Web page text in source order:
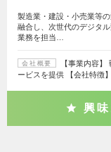
製造業・建設・小売業等
融合し、次世代のデジタ
業務を担当…
会社概要
【事業内容
ービスを提供 【会社特徴
興味